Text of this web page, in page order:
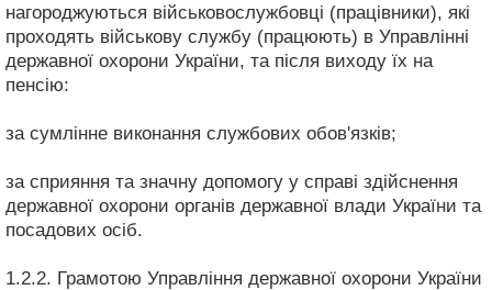
нагороджуються військовослужбовці (працівники), які
проходять військову службу (працюють) в Управлінні
державної охорони України, та після виходу їх на
пенсію:
за сумлінне виконання службових обов'язків;
за сприяння та значну допомогу у справі здійснення
державної охорони органів державної влади України та
посадових осіб.
1.2.2. Грамотою Управління державної охорони України